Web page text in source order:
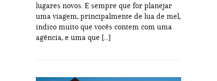
lugares novos. E sempre que for planejar
uma viagem, principalmente de lua de mel,
indico muito que vocês contem com uma
agência, e uma que […]